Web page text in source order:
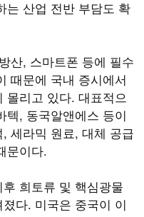
는 산업 전반 부담도 확
산, 스마트폰 등에 필수
때문에 국내 증시에서
몰리고 있다. 대표적으
텍, 동국알앤에스 등이
세라믹 원료, 대체 공급
문이다.
희토류 및 핵심광물
다. 미국은 중국이 이